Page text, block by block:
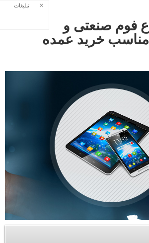
فوم صنعتی و
مناسب خرید عمده
تبلیغات